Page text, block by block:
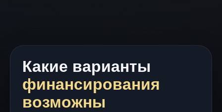
Какие варианты
финансирования
возможны